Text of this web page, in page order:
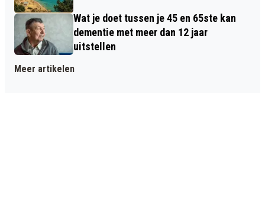
Wat je doet tussen je 45 en 65ste kan
dementie met meer dan 12 jaar
uitstellen
Meer artikelen